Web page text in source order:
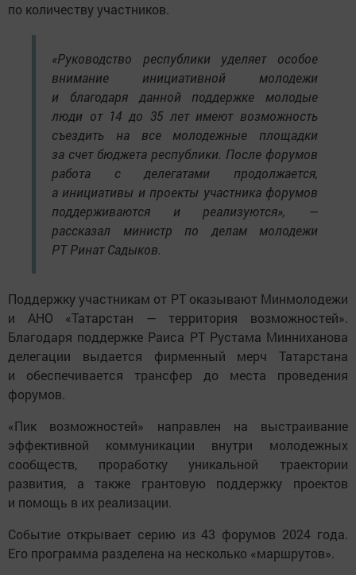
по количеству участников.
«Руководство республики уделяет особое
внимание инициативной молодежи
и благодаря данной поддержке молодые
люди от 14 до 35 лет имеют возможность
съездить на все молодежные площадки
за счет бюджета республики. После форумов
работа с делегатами продолжается,
а инициативы и проекты участника форумов
поддерживаются и реализуются», —
рассказал министр по делам молодежи
РТ Ринат Садыков.
Поддержку участникам от РТ оказывают Минмолодежи
и АНО «Татарстан — территория возможностей».
Благодаря поддержке Раиса РТ Рустама Минниханова
делегации выдается фирменный мерч Татарстана
и обеспечивается трансфер до места проведения
форумов.
«Пик возможностей» направлен на выстраивание
эффективной коммуникации внутри молодежных
сообществ, проработку уникальной траектории
развития, а также грантовую поддержку проектов
и помощь в их реализации.
Событие открывает серию из 43 форумов 2024 года.
Его программа разделена на несколько «маршрутов».